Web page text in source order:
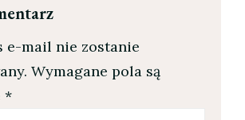
e-mail nie zostanie
Wymagane pola są
*